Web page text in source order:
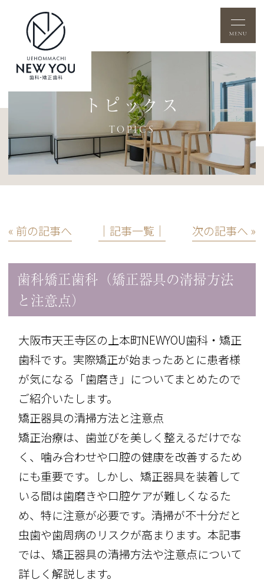
トピックス
TOPICS
« 前の記事へ │記事一覧│ 次の記事へ »
歯科矯正歯科（矯正器具の清掃方法
と注意点）
大阪市天王寺区の上本町NEWYOU歯科・矯正
歯科です。実際矯正が始まったあとに患者様
が気になる「歯磨き」についてまとめたので
ご紹介いたします。
矯正器具の清掃方法と注意点
矯正治療は、歯並びを美しく整えるだけでな
く、噛み合わせや口腔の健康を改善するため
にも重要です。しかし、矯正器具を装着して
いる間は歯磨きや口腔ケアが難しくなるた
め、特に注意が必要です。清掃が不十分だと
虫歯や歯周病のリスクが高まります。本記事
では、矯正器具の清掃方法や注意点について
詳しく解説します。